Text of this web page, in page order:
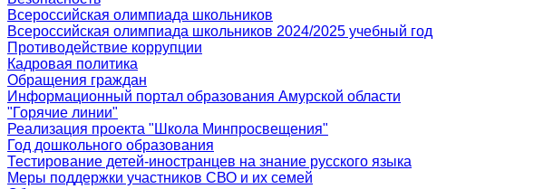
Всероссийская олимпиада школьников
Всероссийская олимпиада школьников 2024/2025 учебный год
Противодействие коррупции
Кадровая политика
Обращения граждан
Информационный портал образования Амурской области
"Горячие линии"
Реализация проекта "Школа Минпросвещения"
Год дошкольного образования
Тестирование детей-иностранцев на знание русского языка
Меры поддержки участников СВО и их семей